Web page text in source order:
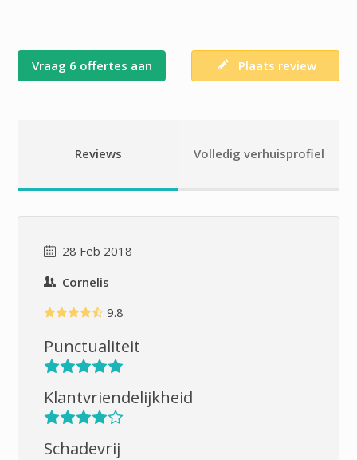
Vraag 6 offertes aan Plaats review
Reviews Volledig verhuisprofiel
28 Feb 2018
Cornelis
9.8
Punctualiteit
Klantvriendelijkheid
Schadevrij